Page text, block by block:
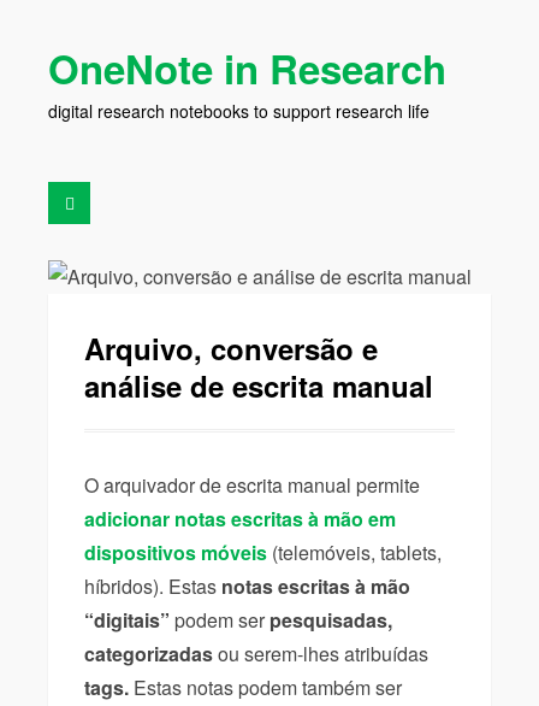
OneNote in Research
digital research notebooks to support research life
Arquivo, conversão e
análise de escrita manual
O arquivador de escrita manual permite
adicionar notas escritas à mão em
dispositivos móveis (telemóveis, tablets,
híbridos). Estas notas escritas à mão
“digitais” podem ser pesquisadas,
categorizadasou serem-lhes atribuídas
tags. Estas notas podem também ser